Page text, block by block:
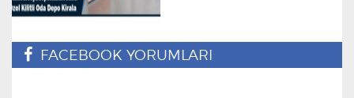
FACEBOOK YORUMLARI